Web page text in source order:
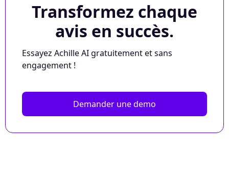
Transformez chaque
avis en succès.
Essayez Achille AI gratuitement et sans
engagement !
Demander une demo